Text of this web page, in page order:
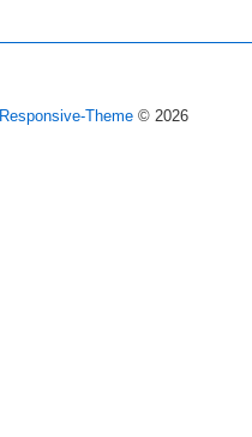
Responsive-Theme © 2026